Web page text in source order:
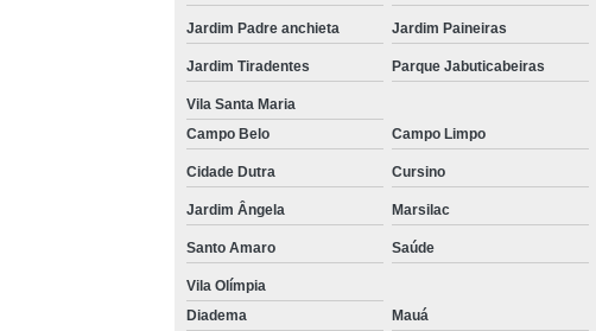
Jardim Padre anchieta Jardim Paineiras
Jardim Tiradentes Parque Jabuticabeiras
Vila Santa Maria
Campo Belo
Campo Limpo
Cidade Dutra Cursino
Jardim Ângela Marsilac
Santo Amaro Saúde
Vila Olímpia
Diadema
Mauá